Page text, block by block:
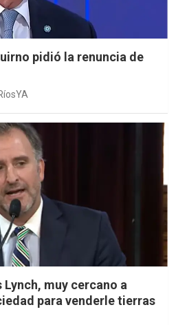
pidió la renuncia de
Lynch, muy cercano a
para venderle tierras